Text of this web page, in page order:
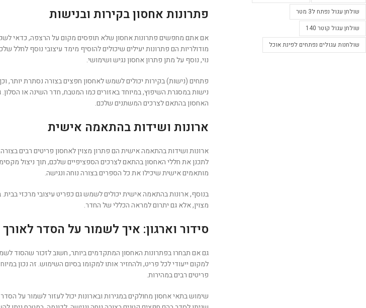
שולחן עגול נפתח ל3 מטר
שולחן עגול קוטר 140
שולחנות עגולים נפתחים לפינת אוכל
פתרונות אחסון בקירות ובנישות
אם אתם מחפשים פתרונות אחסון שלא תופסים מקום על הרצפה, כדאי
מודולריות הם פתרונות יעילים שיכולים להוסיף מימד עיצובי נוסף
נוי, נוסף על מתן פתרון אחסון נגיש ושימושי.
פתחים (נישות) בקירות יכולים לשמש לאחסון חפצים בצורה נסתרת
נישות במסגרת השיפוץ, במיוחד באזורים כמו המטבח, חדר השינה או
האחסון בהתאם לצרכים המשתנים שלכם.
ארונות ושידות בהתאמה אישית
ארונות ושידות בהתאמה אישית הם פתרון מצוין לאחסון פריטים רבים
לתכנן את חללי האחסון בהתאם לצרכים הספציפיים שלכם, תוך ניצול
מותאמים אישית שיכילו את כל הספרים בצורה נוחה ונגישה.
בנוסף, ארונות בהתאמה אישית יכולים לשמש גם כפריט עיצובי מרכזי
מצוין, אלא גם יתרום למראה הכללי של החדר.
סידור וארגון: איך לשמור על הסדר לאורך
גם אם תבחרו בפתרונות האחסון המתקדמים ביותר, חשוב לזכור שהסוד
למקום ייעודי לכל פריט, ולהחזיר אותו למקומו בסיום השימוש. זה נכון
פריטים רבים במהירות.
שימוש בתאי אחסון מחולקים במגירות ובארונות יכול לעזור לשמור על